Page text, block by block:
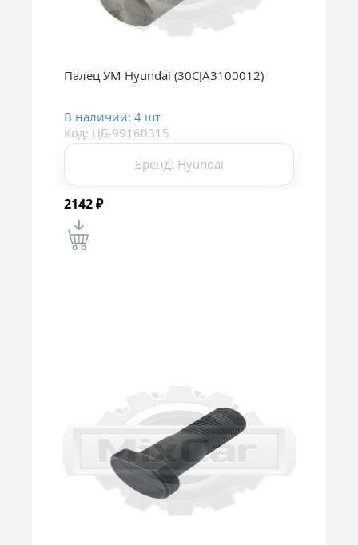
Палец УМ Hyundai (30CJA3100012)
В наличии: 4 шт
Код: ЦБ-99160315
Бренд: Hyundai
2142₽